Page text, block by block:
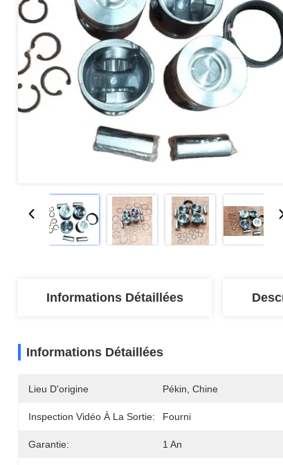
Informations Détaillées
Informations Détaillées
Lieu D'origine Pékin, Chine
Inspection Vidéo À La Sortie: Fourni
Garantie: 1 An